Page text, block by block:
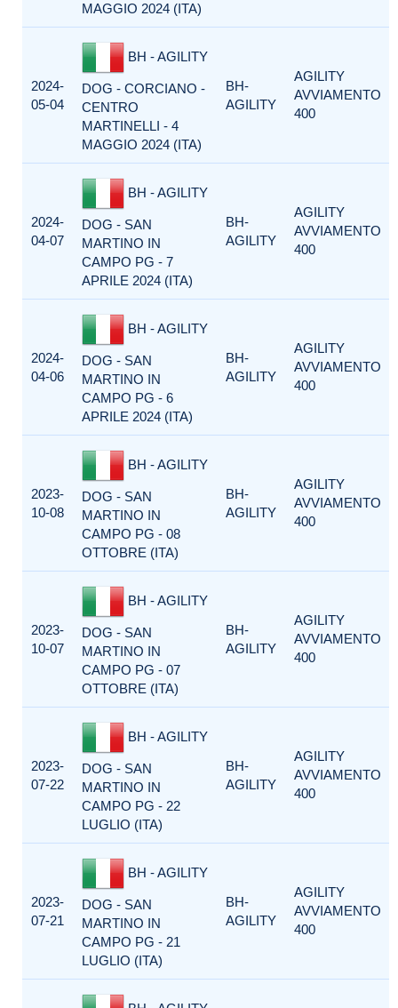
MAGGIO 2024 (ITA)
2024-
05-04
BH - AGILITY
DOG - CORCIANO -
CENTRO
MARTINELLI - 4
MAGGIO 2024 (ITA)
BH-
AGILITY
AGILITY
AVVIAMENTO
400
2024-
04-07
BH - AGILITY
DOG - SAN
MARTINO IN
CAMPO PG - 7
APRILE 2024 (ITA)
BH-
AGILITY
AGILITY
AVVIAMENTO
400
2024-
04-06
BH - AGILITY
DOG - SAN
MARTINO IN
CAMPO PG - 6
APRILE 2024 (ITA)
BH-
AGILITY
AGILITY
AVVIAMENTO
400
2023-
10-08
BH - AGILITY
DOG - SAN
MARTINO IN
CAMPO PG - 08
OTTOBRE (ITA)
BH-
AGILITY
AGILITY
AVVIAMENTO
400
2023-
10-07
BH - AGILITY
DOG - SAN
MARTINO IN
CAMPO PG - 07
OTTOBRE (ITA)
BH-
AGILITY
AGILITY
AVVIAMENTO
400
2023-
07-22
BH - AGILITY
DOG - SAN
MARTINO IN
CAMPO PG - 22
LUGLIO (ITA)
BH-
AGILITY
AGILITY
AVVIAMENTO
400
2023-
07-21
BH - AGILITY
DOG - SAN
MARTINO IN
CAMPO PG - 21
LUGLIO (ITA)
BH-
AGILITY
AGILITY
AVVIAMENTO
400